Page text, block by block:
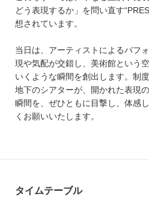
どう表現するか」を問い直す
想されています。
当日は、アーティストによるパフ
現や気配が交錯し、美術館という
いくような瞬間を創出します。制
地下のシアターが、開かれた表現
瞬間を、ぜひともに目撃し、体感
くお願いいたします。
タイムテーブル